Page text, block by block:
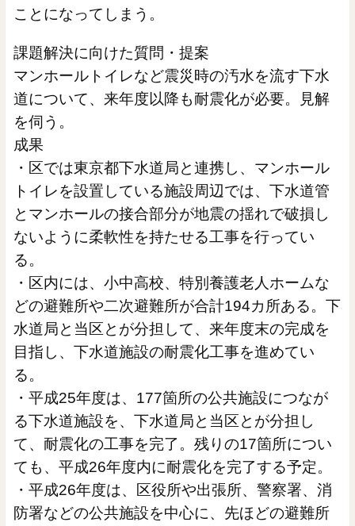
ことになってしまう。
課題解決に向けた質問・提案
マンホールトイレなど震災時の汚水を流す下水
道について、来年度以降も耐震化が必要。見解
を伺う。
成果
・区では東京都下水道局と連携し、マンホール
トイレを設置している施設周辺では、下水道管
とマンホールの接合部分が地震の揺れで破損し
ないように柔軟性を持たせる工事を行ってい
る。
・区内には、小中高校、特別養護老人ホームな
どの避難所や二次避難所が合計194カ所ある。下
水道局と当区とが分担して、来年度末の完成を
目指し、下水道施設の耐震化工事を進めてい
る。
・平成25年度は、177箇所の公共施設につなが
る下水道施設を、下水道局と当区とが分担し
て、耐震化の工事を完了。残りの17箇所につい
ても、平成26年度内に耐震化を完了する予定。
・平成26年度は、区役所や出張所、警察署、消
防署などの公共施設を中心に、先ほどの避難所